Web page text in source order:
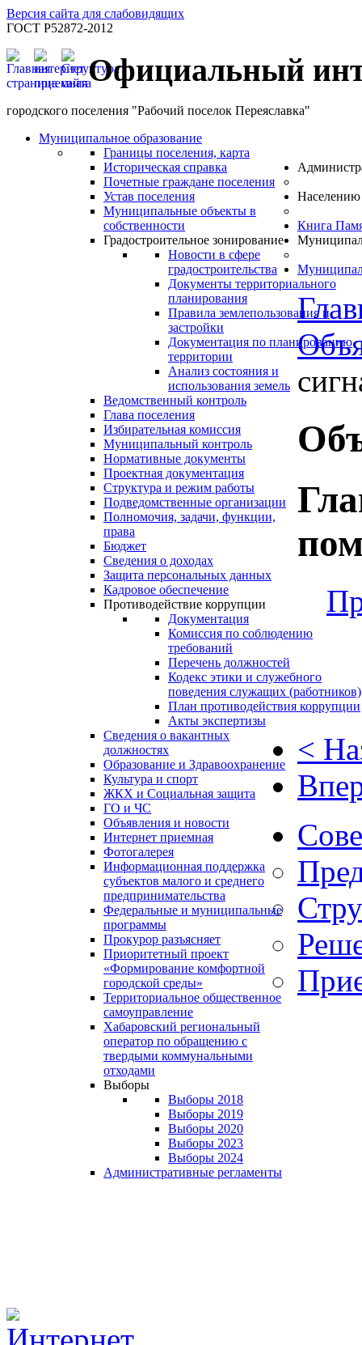
Версия сайта для слабовидящих
ГОСТ Р52872-2012
Официальный
городского поселения "Рабочий поселок Переяславка"
Муниципальное образование
Границы поселения, карта
Историческая справка
Почетные граждане поселения
Устав поселения
Муниципальные объекты в
собственности
Градостроительное зонирование
Новости в сфере
градостроительства
Документы территориального
планирования
Правила землепользования и
застройки
Документация по планированию
территории
Анализ состояния и
использования земель
Ведомственный контроль
Глава поселения
Избирательная комиссия
Муниципальный контроль
Нормативные документы
Проектная документация
Структура и режим работы
Подведомственные организации
Полномочия, задачи, функции,
права
Бюджет
Сведения о доходах
Защита персональных данных
Кадровое обеспечение
Противодействие коррупции
Документация
Комиссия по соблюдению
требований
Перечень должностей
Кодекс этики и служебного
поведения служащих (работников)
План противодействия коррупции
Акты экспертизы
Сведения о вакантных
должностях
Населению
Образование и Здравоохранение
Культура и спорт
ЖКХ и Социальная защита
ГО и ЧС
Объявления и новости
Интернет приемная
Фотогалерея
Информационная поддержка
субъектов малого и среднего
предпринимательства
Федеральные и муниципальные
программы
Прокурор разъясняет
Приоритетный проект
«Формирование комфортной
городской среды»
Территориальное общественное
самоуправление
Хабаровский региональный
оператор по обращению с
твердыми коммунальными
отходами
Выборы
Выборы 2018
Выборы 2019
Выборы 2020
Выборы 2023
Выборы 2024
Книга
Административные регламенты
<